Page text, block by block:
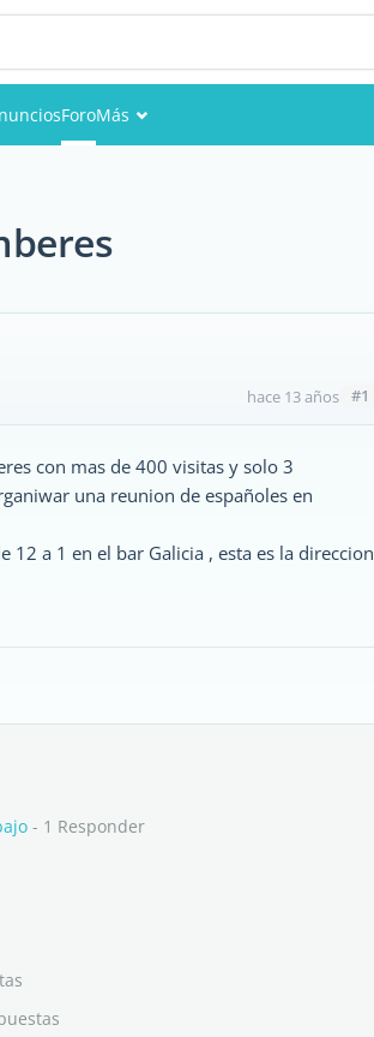
ForoMás
hace 13 años #1
con mas de 400 visitas y solo 3
una reunion de españoles en
12 a 1 en el bar Galicia , esta es la direccion
- 1 Responder